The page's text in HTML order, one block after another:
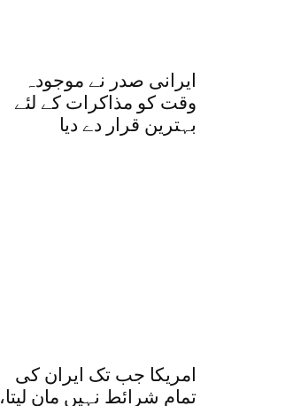
ایرانی صدر نے موجودہ
وقت کو مذاکرات کے لئے
بہترین قرار دے دیا
امریکا جب تک ایران کی
تمام شرائط نہیں مان لیتا،